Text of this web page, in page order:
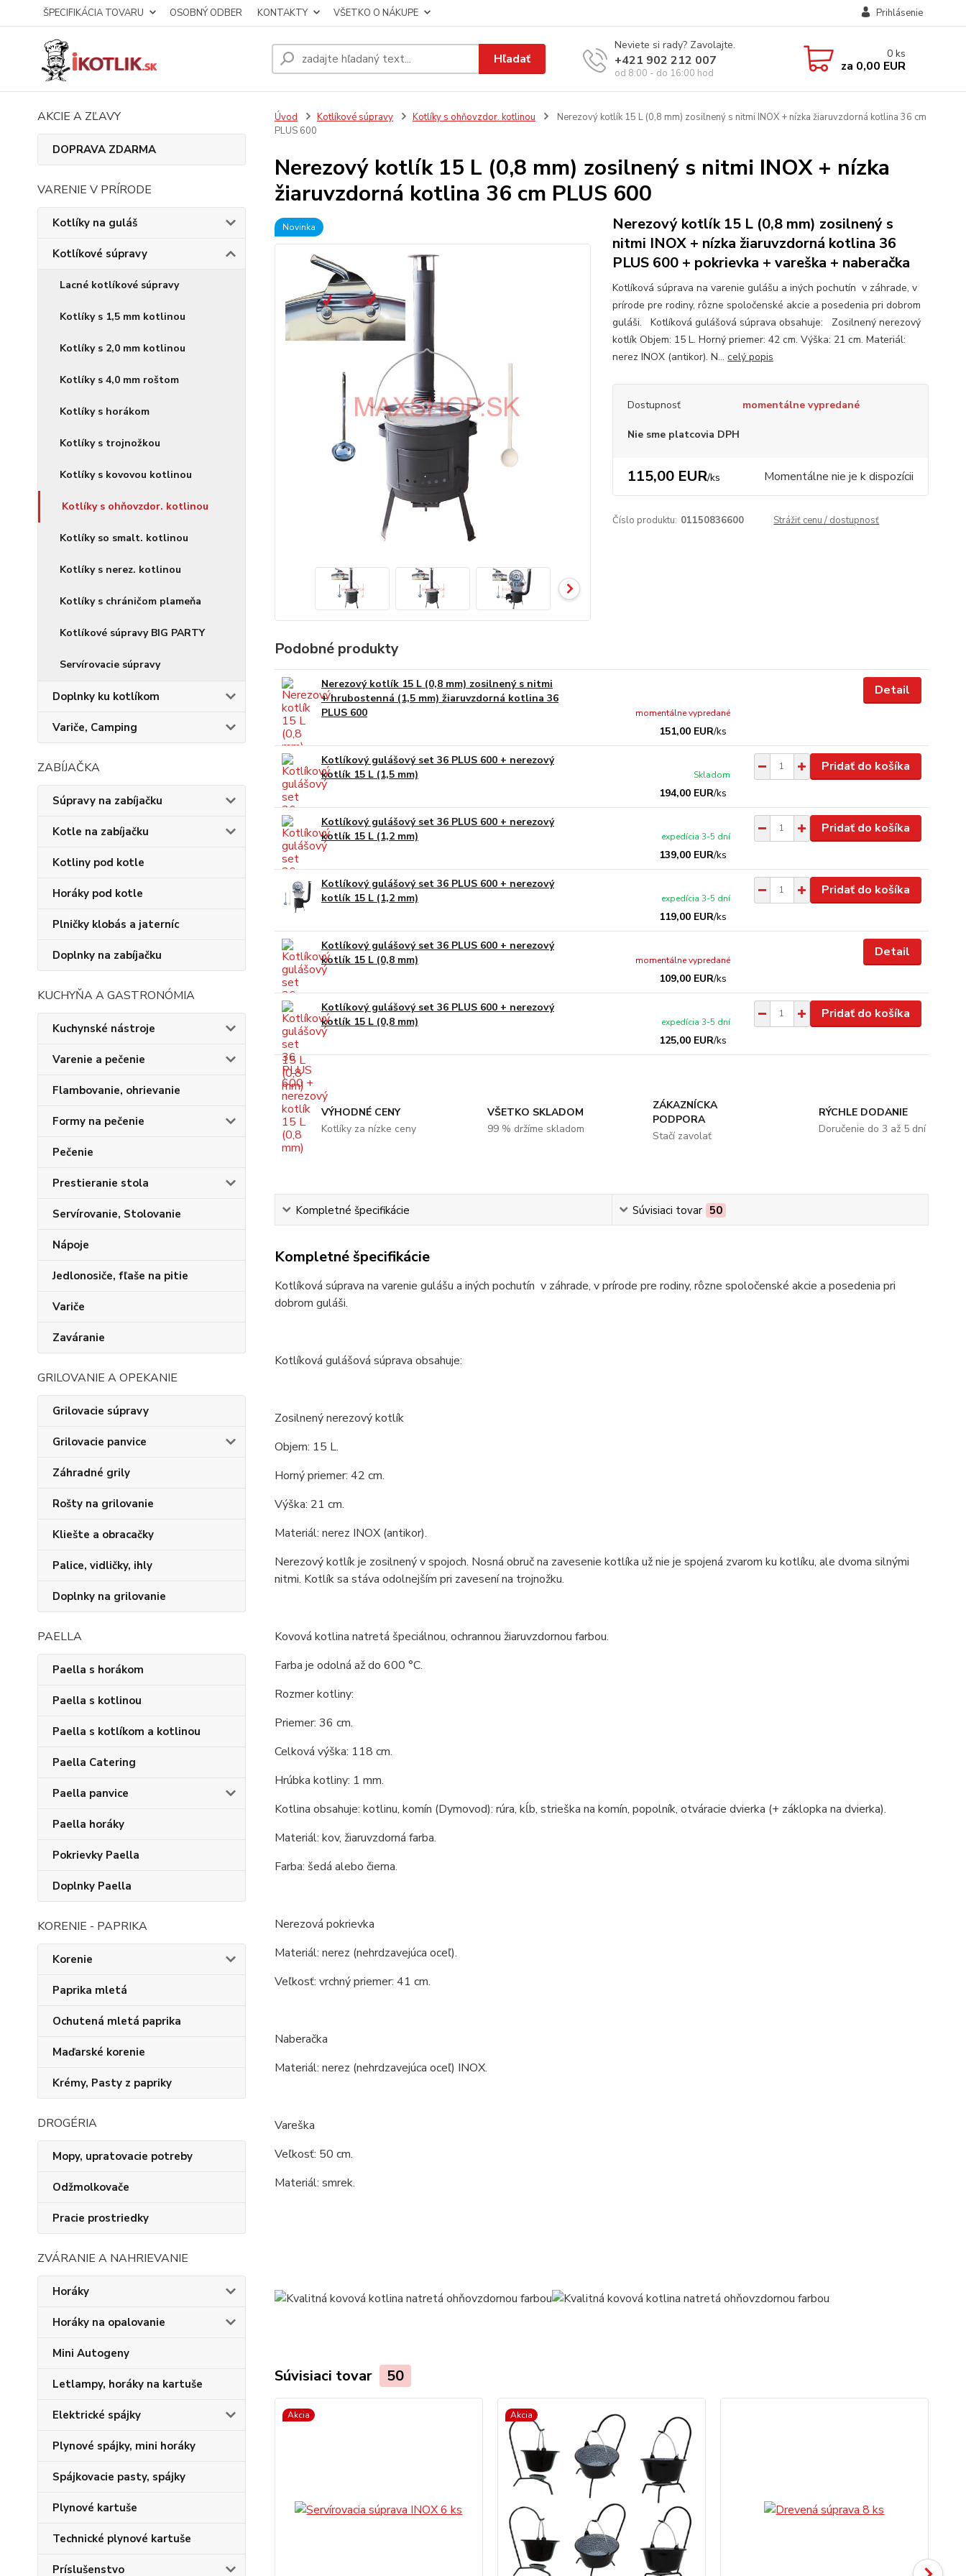
ŠPECIFIKÁCIA TOVARU OSOBNÝ ODBER KONTAKTY VŠETKO O NÁKUPE Prihlásenie
Hľadať
Neviete si rady? Zavolajte.
+421 902 212 007
od 8:00 - do 16:00 hod
0 ks
za 0,00 EUR
AKCIE A ZĽAVY
DOPRAVA ZDARMA
VARENIE V PRÍRODE
Kotlíky na guláš
Kotlíkové súpravy
Lacné kotlíkové súpravy
Kotlíky s 1,5 mm kotlinou
Kotlíky s 2,0 mm kotlinou
Kotlíky s 4,0 mm roštom
Kotlíky s horákom
Kotlíky s trojnožkou
Kotlíky s kovovou kotlinou
Kotlíky s ohňovzdor. kotlinou
Kotlíky so smalt. kotlinou
Kotlíky s nerez. kotlinou
Kotlíky s chráničom plameňa
Kotlíkové súpravy BIG PARTY
Servírovacie súpravy
Doplnky ku kotlíkom
Variče, Camping
ZABÍJAČKA
Súpravy na zabíjačku
Kotle na zabíjačku
Kotliny pod kotle
Horáky pod kotle
Plničky klobás a jaterníc
Doplnky na zabíjačku
KUCHYŇA A GASTRONÓMIA
Kuchynské nástroje
Varenie a pečenie
Flambovanie, ohrievanie
Formy na pečenie
Pečenie
Prestieranie stola
Servírovanie, Stolovanie
Nápoje
Jedlonosiče, fľaše na pitie
Variče
Zaváranie
GRILOVANIE A OPEKANIE
Grilovacie súpravy
Grilovacie panvice
Záhradné grily
Rošty na grilovanie
Kliešte a obracačky
Palice, vidličky, ihly
Doplnky na grilovanie
PAELLA
Paella s horákom
Paella s kotlinou
Paella s kotlíkom a kotlinou
Paella Catering
Paella panvice
Paella horáky
Pokrievky Paella
Doplnky Paella
KORENIE - PAPRIKA
Korenie
Paprika mletá
Ochutená mletá paprika
Maďarské korenie
Krémy, Pasty z papriky
DROGÉRIA
Mopy, upratovacie potreby
Odžmolkovače
Pracie prostriedky
ZVÁRANIE A NAHRIEVANIE
Horáky
Horáky na opalovanie
Mini Autogeny
Letlampy, horáky na kartuše
Elektrické spájky
Plynové spájky, mini horáky
Spájkovacie pasty, spájky
Plynové kartuše
Technické plynové kartuše
Príslušenstvo
Úvod Kotlíkové súpravy Kotlíky s ohňovzdor. kotlinou
Nerezový kotlík 15 L (0,8 mm) zosilnený s nitmi INOX + nízka žiaruvzdorná kotlina 36 cm
PLUS 600
Nerezový kotlík 15 L (0,8 mm) zosilnený s nitmi INOX + nízka
žiaruvzdorná kotlina 36 cm PLUS 600
Novinka
Nerezový kotlík 15 L (0,8 mm) zosilnený s
nitmi INOX + nízka žiaruvzdorná kotlina 36
PLUS 600 + pokrievka + vareška + naberačka
Kotlíková súprava na varenie gulášu a iných pochutín v záhrade, v
prírode pre rodiny, rôzne spoločenské akcie a posedenia pri dobrom
guláši. Kotlíková gulášová súprava obsahuje: Zosilnený nerezový
kotlík Objem: 15 L. Horný priemer: 42 cm. Výška: 21 cm. Materiál:
nerez INOX (antikor). N... celý popis
Dostupnosť momentálne vypredané
Nie sme platcovia DPH
115,00 EUR/ks Momentálne nie je k dispozícii
Číslo produktu: 01150836600 Strážiť cenu / dostupnosť
Podobné produkty
Nerezový kotlík 15 L (0,8 mm) zosilnený s nitmi
+ hrubostenná (1,5 mm) žiaruvzdorná kotlina 36
PLUS 600
151,00 EUR/ks
momentálne vypredané
Detail
Kotlíkový gulášový set 36 PLUS 600 + nerezový
kotlík 15 L (1,5 mm)
194,00 EUR/ks
Skladom
Pridať do košíka
Kotlíkový gulášový set 36 PLUS 600 + nerezový
kotlík 15 L (1,2 mm)
139,00 EUR/ks
expedícia 3-5 dní
Pridať do košíka
Kotlíkový gulášový set 36 PLUS 600 + nerezový
kotlík 15 L (1,2 mm)
119,00 EUR/ks
expedícia 3-5 dní
Pridať do košíka
Kotlíkový gulášový set 36 PLUS 600 + nerezový
kotlík 15 L (0,8 mm)
109,00 EUR/ks
momentálne vypredané
Detail
Kotlíkový gulášový set 36 PLUS 600 + nerezový
kotlík 15 L (0,8 mm)
125,00 EUR/ks
expedícia 3-5 dní
Pridať do košíka
VÝHODNÉ CENY
Kotlíky za nízke ceny
VŠETKO SKLADOM
99 % držíme skladom
ZÁKAZNÍCKA
PODPORA
Stačí zavolať
RÝCHLE DODANIE
Doručenie do 3 až 5 dní
Kompletné špecifikácie Súvisiaci tovar 50
Kompletné špecifikácie
Kotlíková súprava na varenie gulášu a iných pochutín v záhrade, v prírode pre rodiny, rôzne spoločenské akcie a posedenia pri
dobrom guláši.
Kotlíková gulášová súprava obsahuje:
Zosilnený nerezový kotlík
Objem: 15 L.
Horný priemer: 42 cm.
Výška: 21 cm.
Materiál: nerez INOX (antikor).
Nerezový kotlík je zosilnený v spojoch. Nosná obruč na zavesenie kotlíka už nie je spojená zvarom ku kotlíku, ale dvoma silnými
nitmi. Kotlík sa stáva odolnejším pri zavesení na trojnožku.
Kovová kotlina natretá špeciálnou, ochrannou žiaruvzdornou farbou.
Farba je odolná až do 600 °C.
Rozmer kotliny:
Priemer: 36 cm.
Celková výška: 118 cm.
Hrúbka kotliny: 1 mm.
Kotlina obsahuje: kotlinu, komín (Dymovod): rúra, kĺb, strieška na komín, popolník, otváracie dvierka (+ záklopka na dvierka).
Materiál: kov, žiaruvzdorná farba.
Farba: šedá alebo čierna.
Nerezová pokrievka
Materiál: nerez (nehrdzavejúca oceľ).
Veľkosť: vrchný priemer: 41 cm.
Naberačka
Materiál: nerez (nehrdzavejúca oceľ) INOX.
Vareška
Veľkosť: 50 cm.
Materiál: smrek.
Súvisiaci tovar 50
Akcia Akcia